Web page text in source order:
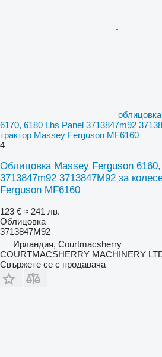
6170, 6180 Lhs Panel 3713847m92
трактор Massey Ferguson MF6160
4
Облицовка Massey Ferguson
3713847m92 3713847M92 за
Ferguson MF6160
123 € ≈ 241 лв.
Облицовка
3713847M92
Ирландия, Courtmacsherry
COURTMACSHERRY MACHINERY
Свържете се с продавача